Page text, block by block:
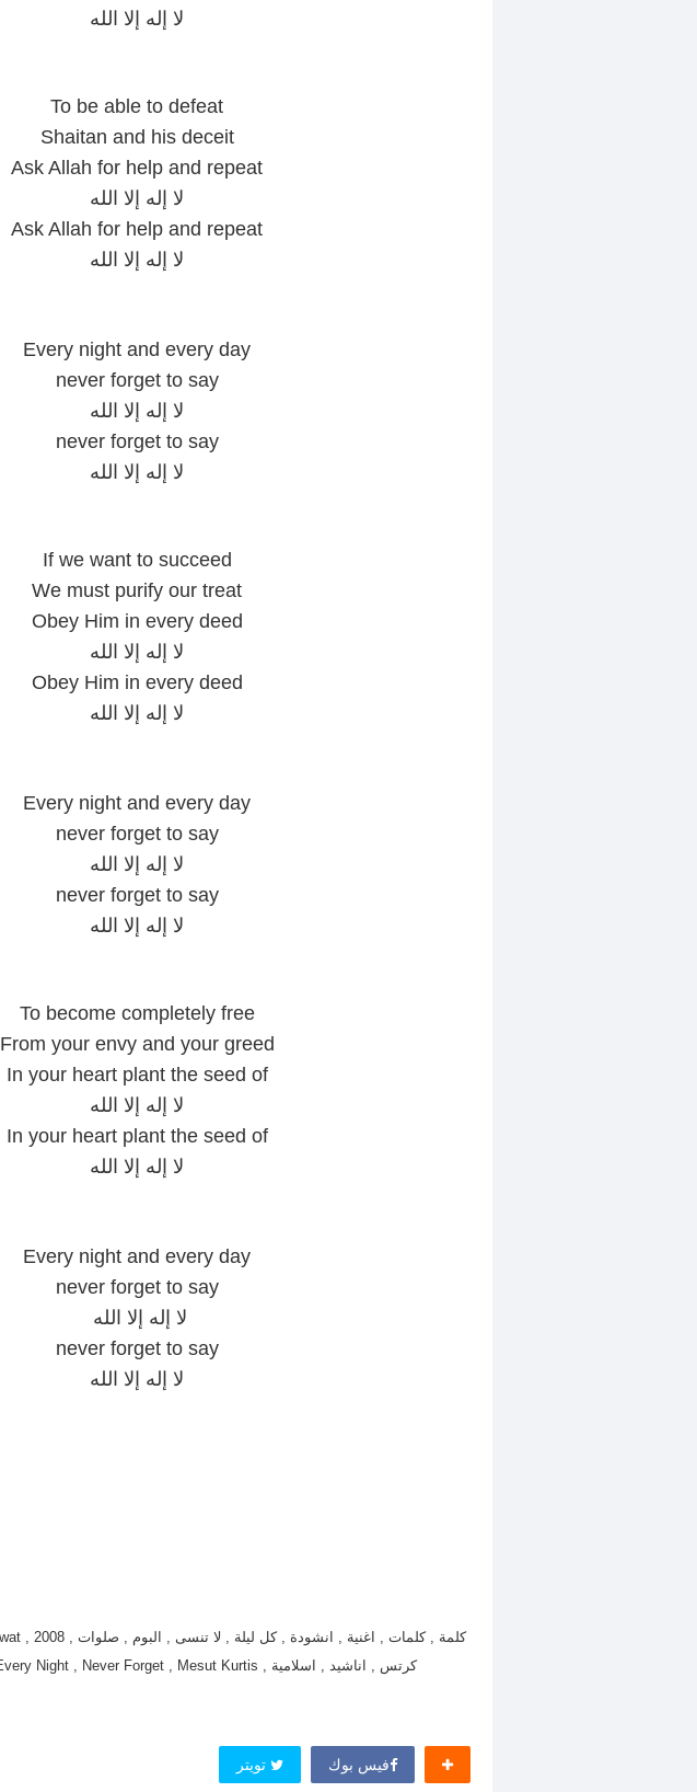
لا إله إلا الله
To be able to defeat
Shaitan and his deceit
Ask Allah for help and repeat
لا إله إلا الله
Ask Allah for help and repeat
لا إله إلا الله
Every night and every day
never forget to say
لا إله إلا الله
never forget to say
لا إله إلا الله
If we want to succeed
We must purify our treat
Obey Him in every deed
لا إله إلا الله
Obey Him in every deed
لا إله إلا الله
Every night and every day
never forget to say
لا إله إلا الله
never forget to say
لا إله إلا الله
To become completely free
From your envy and your greed
In your heart plant the seed of
لا إله إلا الله
In your heart plant the seed of
لا إله إلا الله
Every night and every day
never forget to say
لا إله إلا الله
never forget to say
لا إله إلا الله
كرتس , اناشيد , اسلامية , lyrics , words , song ,Every Night , Never Forget , Mesut Kurtis
فيس بوك تويتر